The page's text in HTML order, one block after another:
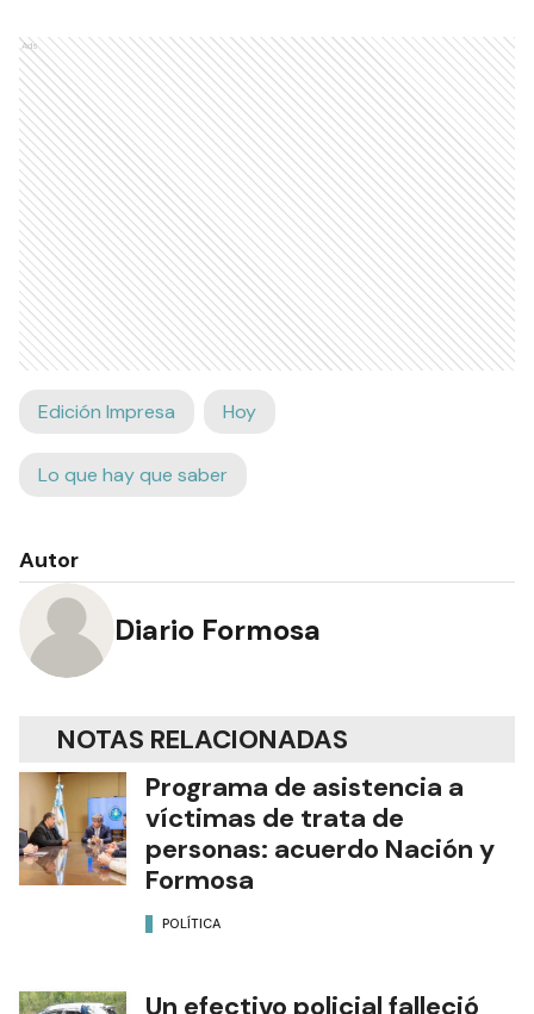
Ads
Edición Impresa Hoy
Lo que hay que saber
Autor
Diario Formosa
NOTAS RELACIONADAS
Programa de asistencia a
víctimas de trata de
personas: acuerdo Nación y
Formosa
POLÍTICA
Un efectivo policial falleció